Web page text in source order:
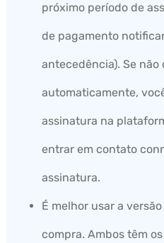
próximo período de
de pagamento
antecedência). Se não
automaticamente,
assinatura na
entrar em contato
assinatura.
É melhor usar a
compra. Ambos têm